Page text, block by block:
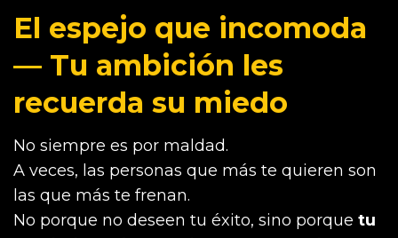
El espejo que incomoda
— Tu ambición les
recuerda su miedo
No siempre es por maldad.
A veces, las personas que más te quieren son
las que más te frenan.
No porque no deseen tu éxito, sino porque tu